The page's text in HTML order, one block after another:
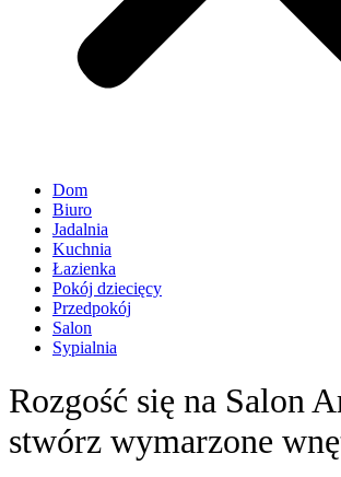
Dom
Biuro
Jadalnia
Kuchnia
Łazienka
Pokój dziecięcy
Przedpokój
Salon
Sypialnia
Rozgość się na Salon
stwórz wymarzone